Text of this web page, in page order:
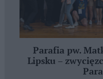
Parafia pw.
Lipsku –